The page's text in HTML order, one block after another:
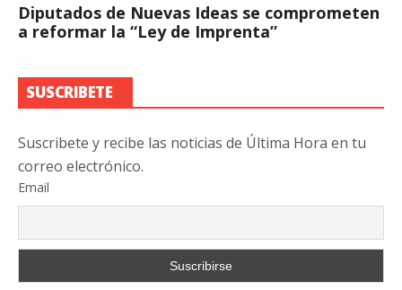
Diputados de Nuevas Ideas se comprometen
a reformar la “Ley de Imprenta”
SUSCRIBETE
Suscribete y recibe las noticias de Última Hora en tu
correo electrónico.
Email